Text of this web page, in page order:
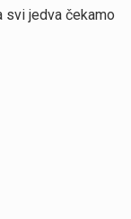
svi jedva čekamo